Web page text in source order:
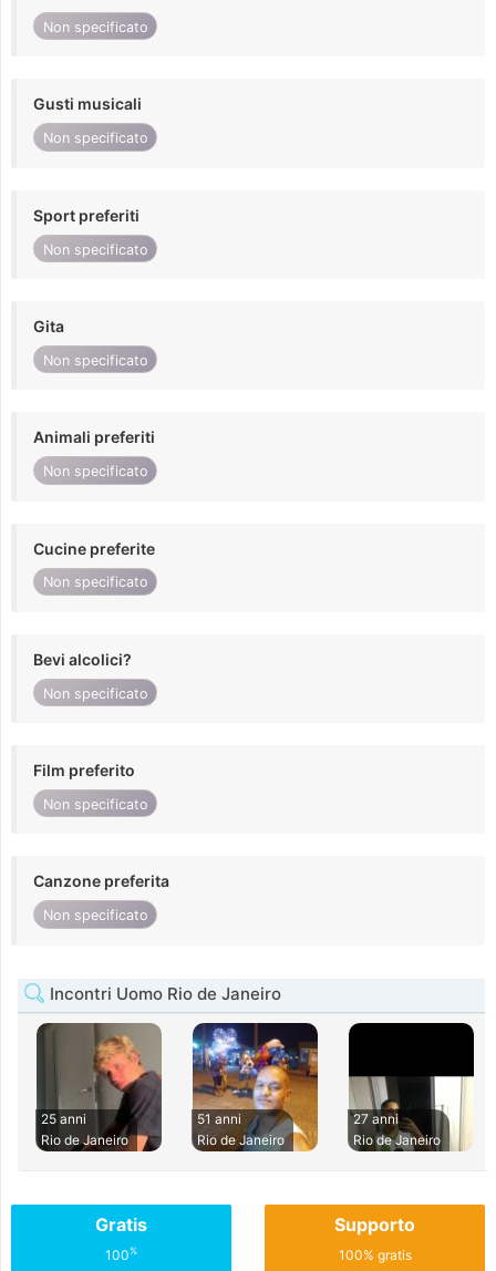
Non specificato
Gusti musicali
Non specificato
Sport preferiti
Non specificato
Gita
Non specificato
Animali preferiti
Non specificato
Cucine preferite
Non specificato
Bevi alcolici?
Non specificato
Film preferito
Non specificato
Canzone preferita
Non specificato
Incontri Uomo Rio de Janeiro
25 anni
Rio de Janeiro
51 anni
Rio de Janeiro
27 anni
Rio de Janeiro
Gratis
100%
Supporto
100% gratis